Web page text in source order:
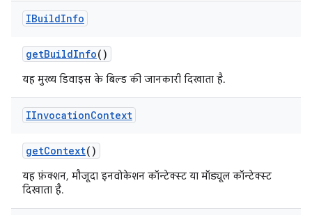
IBuildInfo
getBuildInfo()
यह मुख्य डिवाइस के बिल्ड की जानकारी दिखाता है.
IInvocationContext
getContext()
यह फ़ंक्शन, मौजूदा इनवोकेशन कॉन्टेक्स्ट या मॉड्यूल कॉन्टेक्स्ट
दिखाता है.